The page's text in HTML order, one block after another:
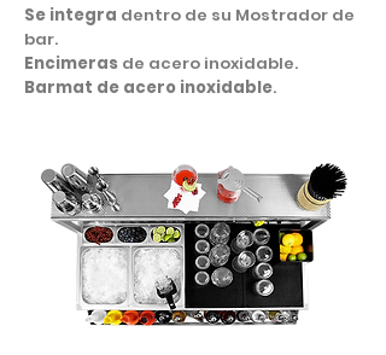
Se integra dentro de su Mostrador de
bar.
Encimeras de acero inoxidable.
Barmat de acero inoxidable.